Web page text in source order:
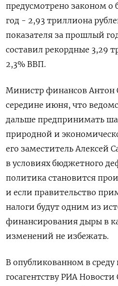
предусмотрено законом о
год - 2,93 триллиона
показателя за прошлый
составил рекордные 3,29
2,3% ВВП.
Министр финансов Антон
середине июня, что
дальше предпринимать
природной и
его заместитель Алексей
в условиях бюджетного
политика становится
и если правительство
налоги будут одним из
финансирования дыры в
изменений не избежать.
В опубликованном в
госагентству РИА Новости